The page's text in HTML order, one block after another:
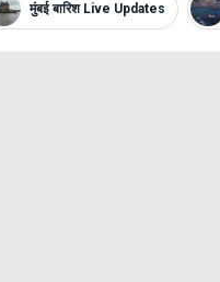
मुंबई बारिश Live Updates